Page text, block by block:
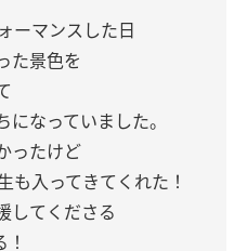
ーマンスした日
た景色を
なっていました。
ったけど
も入ってきてくれた！
してくださる